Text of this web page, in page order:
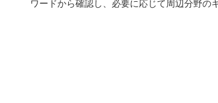
ワードから確認し、必要に応じて周辺分野の